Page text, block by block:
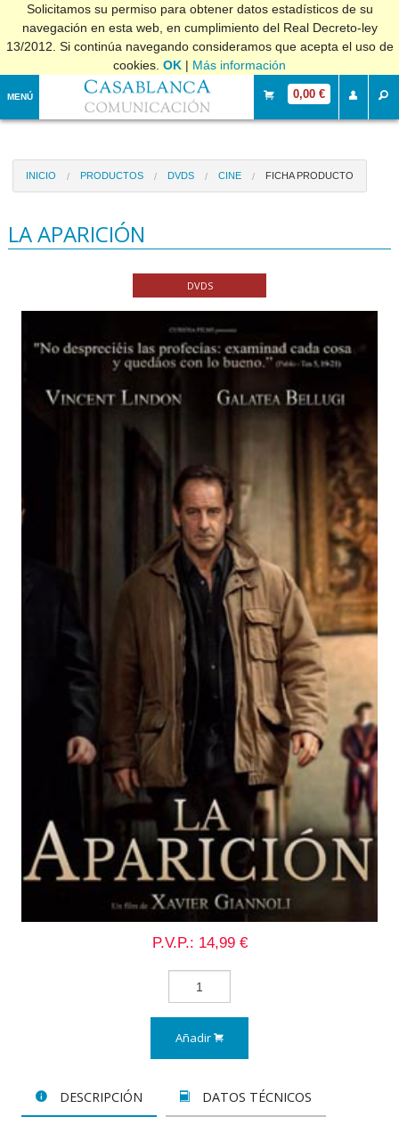
Solicitamos su permiso para obtener datos estadísticos de su
navegación en esta web, en cumplimiento del Real Decreto-ley
13/2012. Si continúa navegando consideramos que acepta el uso de
cookies. OK | Más información
MENÚ 0,00 €
INICIO PRODUCTOS DVDS CINE FICHA PRODUCTO
LA APARICIÓN
DVDS
P.V.P.: 14,99 €
Añadir
DESCRIPCIÓN DATOS TÉCNICOS